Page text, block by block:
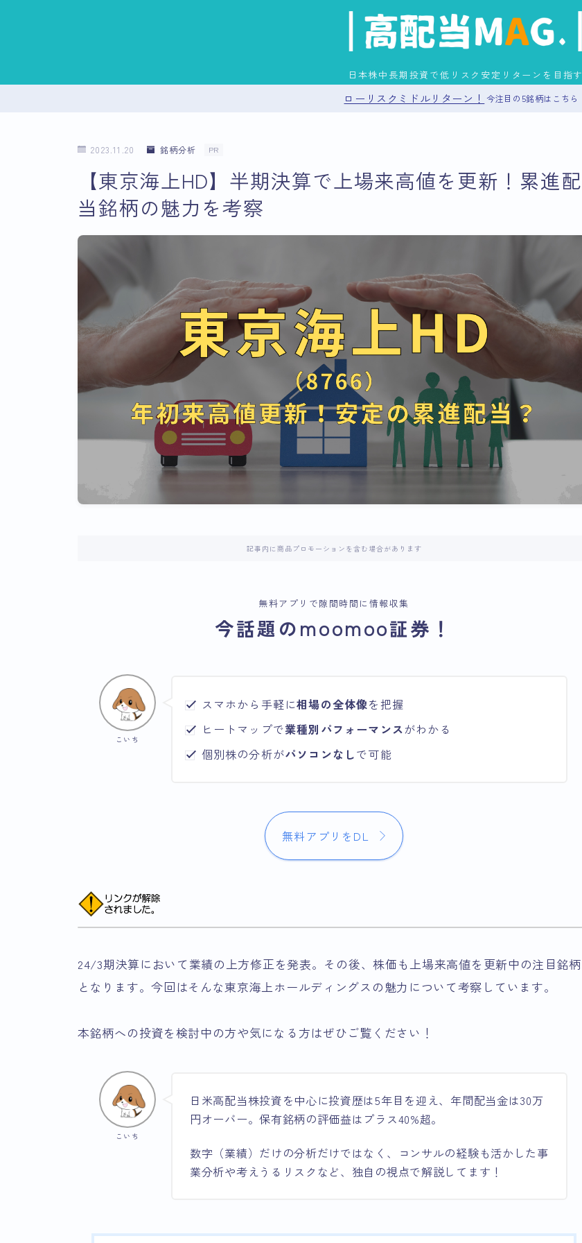
日本株中長期投資で低リスク安定リターンを目指す
プライバシーポリシー
ローリスクミドルリターン！ 今注目の5銘柄はこちら
2023.11.20 銘柄分析 PR
【東京海上HD】半期決算で上場来高値を更新！累進配
当銘柄の魅力を考察
記事内に商品プロモーションを含む場合があります
無料アプリで隙間時間に情報収集
今話題のmoomoo証券！
こいち
スマホから手軽に相場の全体像を把握
ヒートマップで業種別パフォーマンスがわかる
個別株の分析がパソコンなしで可能
無料アプリをDL
24/3期決算において業績の上方修正を発表。その後、株価も上場来高値を更新中の注目銘柄
となります。今回はそんな東京海上ホールディングスの魅力について考察しています。
本銘柄への投資を検討中の方や気になる方はぜひご覧ください！
こいち
日米高配当株投資を中心に投資歴は5年目を迎え、年間配当金は30万
円オーバー。保有銘柄の評価益はプラス40%超。
数字（業績）だけの分析だけではなく、コンサルの経験も活かした事
業分析や考えうるリスクなど、独自の視点で解説してます！